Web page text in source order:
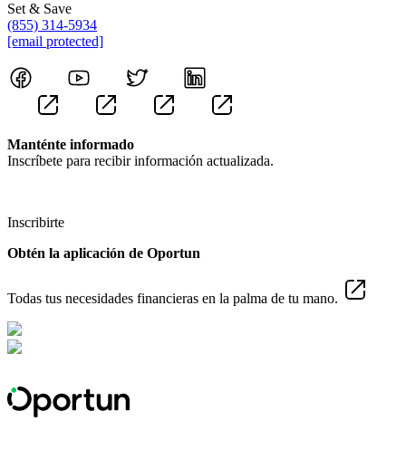
Set & Save
(855) 314-5934
[email protected]
Manténte informado
Inscríbete para recibir información actualizada.
Inscribirte
Obtén la aplicación de Oportun
Todas tus necesidades financieras en la palma de tu mano.